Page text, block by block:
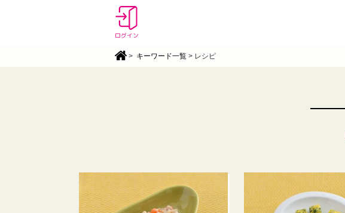
ログイン
> キーワード一覧 > レシピ